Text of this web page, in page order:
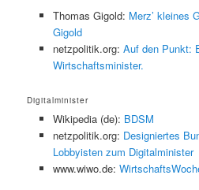
Thomas Gigold: Merz’ kleines
Gigold
netzpolitik.org: Auf den Punkt:
Wirtschaftsminister.
Digitalminister
Wikipedia (de): BDSM
netzpolitik.org: Designiertes
Lobbyisten zum Digitalminister
www.wiwo.de: